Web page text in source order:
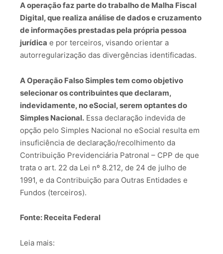
A operação faz parte do trabalho de Malha Fiscal
Digital, que realiza análise de dados e cruzamento
de informações prestadas pela própria pessoa
jurídica e por terceiros, visando orientar a
autorregularização das divergências identificadas.
A Operação Falso Simples tem como objetivo
selecionar os contribuintes que declaram,
indevidamente, no eSocial, serem optantes do
Simples Nacional. Essa declaração indevida de
opção pelo Simples Nacional no eSocial resulta em
insuficiência de declaração/recolhimento da
Contribuição Previdenciária Patronal – CPP de que
trata o art. 22 da Lei nº 8.212, de 24 de julho de
1991, e da Contribuição para Outras Entidades e
Fundos (terceiros).
Fonte: Receita Federal
Leia mais: